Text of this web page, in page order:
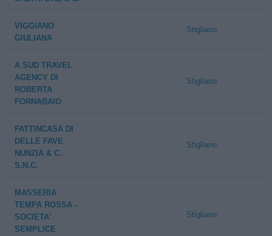
VIGGIANO
GIULIANA
Stigliano
A SUD TRAVEL
AGENCY DI
ROBERTA
FORNABAIO
Stigliano
FATTINCASA DI
DELLE FAVE
NUNZIA & C.
S.N.C.
Stigliano
MASSERIA
TEMPA ROSSA -
SOCIETA'
SEMPLICE
Stigliano